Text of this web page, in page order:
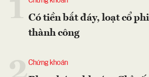
Có tiền bắt đáy, loạt cổ
thành công
Chứng khoán